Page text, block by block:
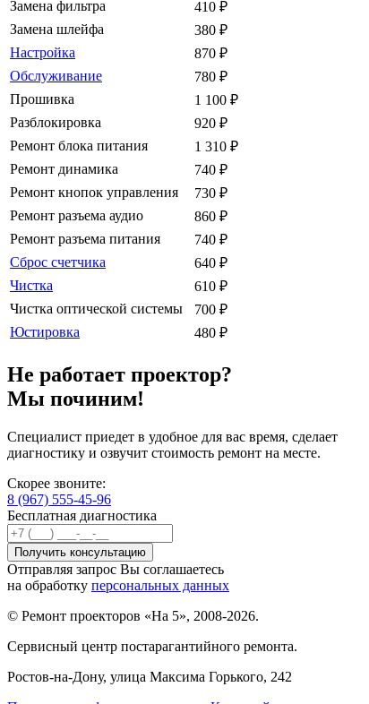
Замена фильтра
410 ₽
Замена шлейфа
380 ₽
Настройка
870 ₽
Обслуживание
780 ₽
Прошивка
1 100 ₽
Разблокировка
920 ₽
Ремонт блока питания
1 310 ₽
Ремонт динамика
740 ₽
Ремонт кнопок управления
730 ₽
Ремонт разъема аудио
860 ₽
Ремонт разъема питания
740 ₽
Сброс счетчика
640 ₽
Чистка
610 ₽
Чистка оптической системы
700 ₽
Юстировка
480 ₽
Не работает проектор?
Мы починим!
Специалист приедет в удобное для вас время, сделает
диагностику и озвучит стоимость ремонт на месте.
Скорее звоните:
8 (967) 555-45-96
Бесплатная диагностика
Отправляя запрос Вы соглашаетесь
на обработку персональных данных
© Ремонт проекторов «На 5», 2008-2026.
Сервисный центр постарагантийного ремонта.
Ростов-на-Дону, улица Максима Горького, 242